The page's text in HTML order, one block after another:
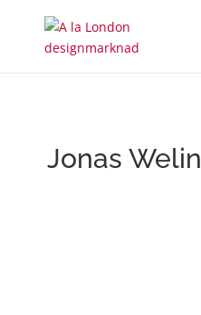
Jonas Welin